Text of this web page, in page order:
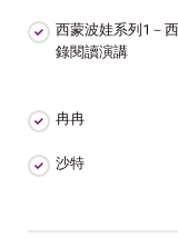
西蒙波娃系列1－
錄閱讀演講
冉冉
沙特